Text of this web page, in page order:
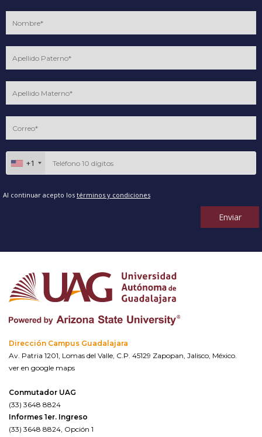
+1
Al continuar acepto los términos y condiciones
Enviar
Dirección Campus Guadalajara
Av. Patria 1201, Lomas del Valle, C.P. 45129 Zapopan, Jalisco, México.
ver en google maps
Conmutador UAG
(33) 3648 8824
Informes 1er. Ingreso
(33) 3648 8824, Opción 1